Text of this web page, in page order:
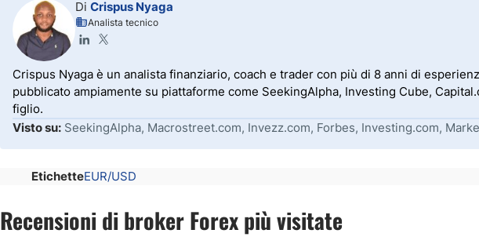
Di Crispus Nyaga
Analista tecnico
Crispus Nyaga è un analista finanziario, coach e trader con più di 8 anni di
pubblicato ampiamente su piattaforme come SeekingAlpha, Investing Cube,
figlio.
Visto su: SeekingAlpha, Macrostreet.com, Invezz.com, Forbes, Investing.com,
EtichetteEUR/USD
Recensioni di broker Forex più visitate